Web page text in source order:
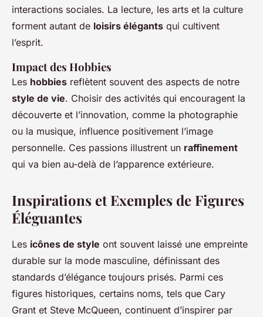
interactions sociales. La lecture, les arts et la culture
forment autant de loisirs élégants qui cultivent
l’esprit.
Impact des Hobbies
Les hobbies reflètent souvent des aspects de notre
style de vie. Choisir des activités qui encouragent la
découverte et l’innovation, comme la photographie
ou la musique, influence positivement l’image
personnelle. Ces passions illustrent un raffinement
qui va bien au-delà de l’apparence extérieure.
Inspirations et Exemples de Figures
Éléguantes
Les icônes de style ont souvent laissé une empreinte
durable sur la mode masculine, définissant des
standards d’élégance toujours prisés. Parmi ces
figures historiques, certains noms, tels que Cary
Grant et Steve McQueen, continuent d’inspirer par